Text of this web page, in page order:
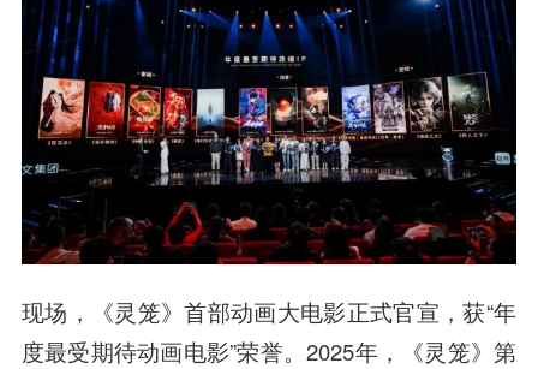
现场，《灵笼》首部动画大电影正式官宣，获“年
度最受期待动画电影”荣誉。2025年，《灵笼》第